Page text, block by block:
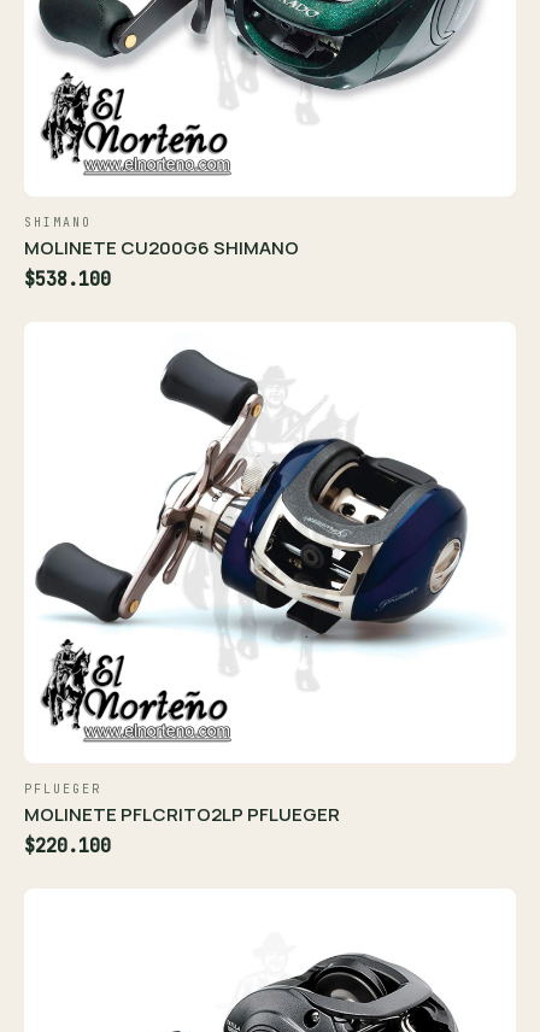
SHIMANO
MOLINETE CU200G6 SHIMANO
$538.100
PFLUEGER
MOLINETE PFLCRITO2LP PFLUEGER
$220.100